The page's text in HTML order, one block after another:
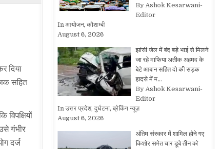
दिया
सहित
गंभीर
दर्ज
By Ashok Kesarwani-
Editor
In आयोजन, कौशाम्बी
August 6, 2026
झांसी जेल में बंद बड़े भाई से मिलने
जा रहे माफिया अतीक अहमद के
बेटे आबान सहित दो की सड़क
हादसे में म…
By Ashok Kesarwani-
Editor
In उत्तर प्रदेश, दुर्घटना, ब्रेकिंग न्यूज़
August 6, 2026
अंतिम संस्कार में शामिल होने गए
किशोर समेत चार डूबे तीन को